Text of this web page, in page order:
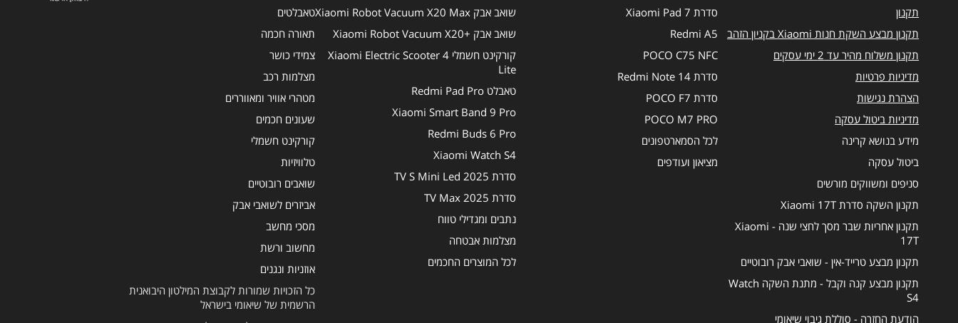
תקנון
תקנון מבצע השקת חנות Xiaomi בקניון הזהב
תקנון משלוח מהיר עד 2 ימי עסקים
מדיניות פרטיות
הצהרת נגישות
מדיניות ביטול עסקה
מידע בנושא קרינה
ביטול עסקה
סניפים ומשווקים מורשים
תקנון השקה סדרת Xiaomi 17T
תקנון אחריות שבר מסך לחצי שנה - Xiaomi
17T
תקנון מבצע טרייד-אין - שואבי אבק רובוטיים
תקנון מבצע קנה וקבל - מתנת השקה Watch
S4
הודעת החזרה - סוללת גיבוי שיאומי
סדרת Xiaomi Pad 7
Redmi A5
POCO C75 NFC
סדרת Redmi Note 14
סדרת POCO F7
POCO M7 PRO
לכל הסמארטפונים
מציאון ועודפים
שואב אבק Xiaomi Robot Vacuum X20 Max
שואב אבק +Xiaomi Robot Vacuum X20
קורקינט חשמלי Xiaomi Electric Scooter 4
Lite
טאבלט Redmi Pad Pro
Xiaomi Smart Band 9 Pro
Redmi Buds 6 Pro
Xiaomi Watch S4
סדרת TV S Mini Led 2025
סדרת TV Max 2025
נתבים ומגדילי טווח
מצלמות אבטחה
לכל המוצרים החכמים
טאבלטים
תאורה חכמה
צמידי כושר
מצלמות רכב
מטהרי אוויר ומאווררים
שעונים חכמים
קורקינט חשמלי
טלוויזיות
שואבים רובוטיים
אביזרים לשואבי אבק
מסכי מחשב
מחשוב ורשת
אוזניות ונגנים
כל הזכויות שמורות לקבוצת המילטון היבואנית
הרשמית של שיאומי בישראל